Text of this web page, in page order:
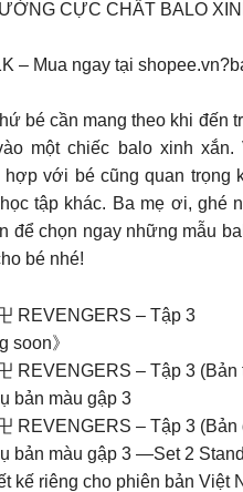
CỰC CHẤT BALO
– Mua ngay tại
bé cần mang theo khi đến
một chiếc balo xinh xắn.
hợp với bé cũng quan trọng
tập khác. Ba mẹ ơi, ghé
để chọn ngay những mẫu
bé nhé!
REVENGERS – Tập 3
soon》
REVENGERS – Tập 3
bản màu gập 3
REVENGERS – Tập 3 (Bản
bản màu gập 3 —Set 2
kế riêng cho phiên bản Việt